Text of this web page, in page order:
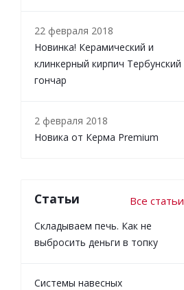
22 февраля 2018
Новинка! Керамический и
клинкерный кирпич Тербунский
гончар
2 февраля 2018
Новика от Керма Premium
Статьи Все статьи
Складываем печь. Как не
выбросить деньги в топку
Системы навесных